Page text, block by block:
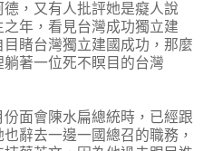
，又有人批評她是癡人說
年，看見台灣成功獨立建
睹台灣獨立建國成功，那麼
著一位死不瞑目的台灣
面會陳水扁總統時，已經跟
辭去一邊一國總召的職務，